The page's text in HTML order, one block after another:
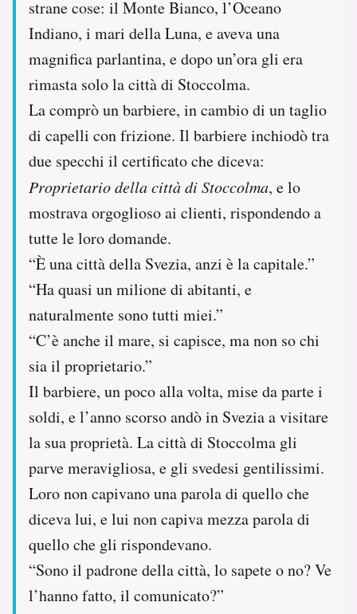
strane cose: il Monte Bianco, l’Oceano
Indiano, i mari della Luna, e aveva una
magnifica parlantina, e dopo un’ora gli era
rimasta solo la città di Stoccolma.
La comprò un barbiere, in cambio di un taglio
di capelli con frizione. Il barbiere inchiodò tra
due specchi il certificato che diceva:
Proprietario della città di Stoccolma, e lo
mostrava orgoglioso ai clienti, rispondendo a
tutte le loro domande.
“È una città della Svezia, anzi è la capitale.”
“Ha quasi un milione di abitanti, e
naturalmente sono tutti miei.”
“C’è anche il mare, si capisce, ma non so chi
sia il proprietario.”
Il barbiere, un poco alla volta, mise da parte i
soldi, e l’anno scorso andò in Svezia a visitare
la sua proprietà. La città di Stoccolma gli
parve meravigliosa, e gli svedesi gentilissimi.
Loro non capivano una parola di quello che
diceva lui, e lui non capiva mezza parola di
quello che gli rispondevano.
“Sono il padrone della città, lo sapete o no? Ve
l’hanno fatto, il comunicato?”